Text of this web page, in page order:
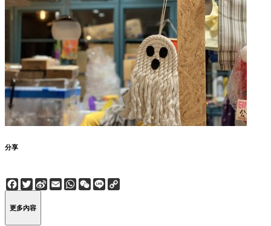
分享
Facebook
Twitter
Sina
Weibo
EmailWhatsApp
WeChat
Line
更多內容